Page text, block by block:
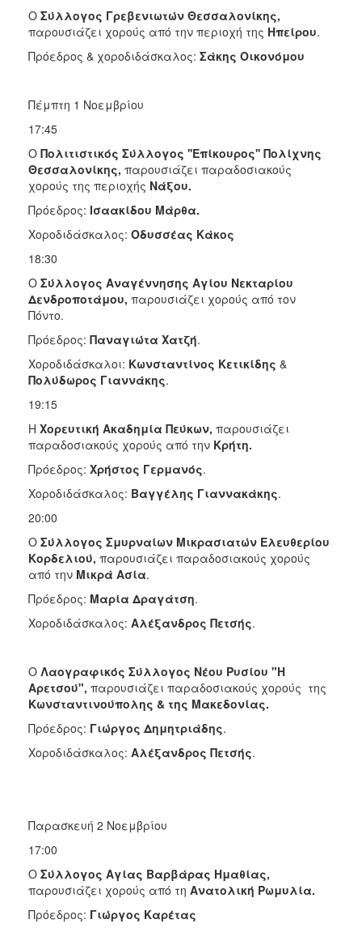
Ο Σύλλογος Γρεβενιωτών Θεσσαλονίκης,
παρουσιάζει χορούς από την περιοχή της Ηπείρου.
Πρόεδρος & χοροδιδάσκαλος: Σάκης Οικονόμου
Πέμπτη 1 Νοεμβρίου
17:45
Ο Πολιτιστικός Σύλλογος ''Επίκουρος'' Πολίχνης
Θεσσαλονίκης, παρουσιάζει παραδοσιακούς
χορούς της περιοχής Νάξου.
Πρόεδρος: Ισαακίδου Μάρθα.
Χοροδιδάσκαλος: Οδυσσέας Κάκος
18:30
Ο Σύλλογος Αναγέννησης Αγίου Νεκταρίου
Δενδροποτάμου, παρουσιάζει χορούς από τον
Πόντο.
Πρόεδρος: Παναγιώτα Χατζή.
Χοροδιδάσκαλοι: Κωνσταντίνος Κετικίδης &
Πολύδωρος Γιαννάκης.
19:15
Η Χορευτική Ακαδημία Πεύκων, παρουσιάζει
παραδοσιακούς χορούς από την Κρήτη.
Πρόεδρος: Χρήστος Γερμανός.
Χοροδιδάσκαλος: Βαγγέλης Γιαννακάκης.
20:00
Ο Σύλλογος Σμυρναίων Μικρασιατών Ελευθερίου
Κορδελιού, παρουσιάζει παραδοσιακούς χορούς
από την Μικρά Ασία.
Πρόεδρος: Μαρία Δραγάτση.
Χοροδιδάσκαλος: Αλέξανδρος Πετσής.
Ο Λαογραφικός Σύλλογος Νέου Ρυσίου "Η
Αρετσού", παρουσιάζει παραδοσιακούς χορούς της
Κωνσταντινούπολης & της Μακεδονίας.
Πρόεδρος: Γιώργος Δημητριάδης.
Χοροδιδάσκαλος: Αλέξανδρος Πετσής.
Παρασκευή 2 Νοεμβρίου
17:00
Ο Σύλλογος Αγίας Βαρβάρας Ημαθίας,
παρουσιάζει χορούς από τη Ανατολική Ρωμυλία.
Πρόεδρος: Γιώργος Καρέτας